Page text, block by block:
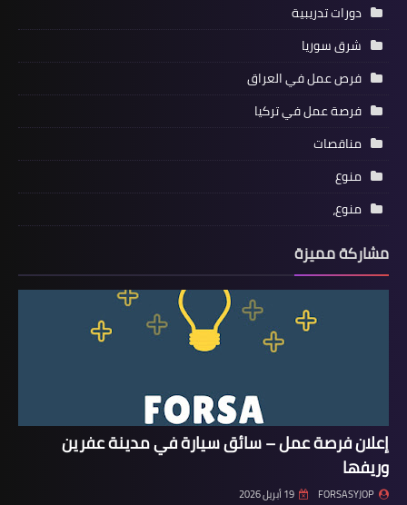
دورات تدريبية
شرق سوريا
فرص عمل في العراق
فرصة عمل في تركيا
مناقصات
منوع
منوع،
مشاركة مميزة
إعلان فرصة عمل – سائق سيارة في مدينة عفرين
وريفها
FORSASYJOP 19 أبريل 2026